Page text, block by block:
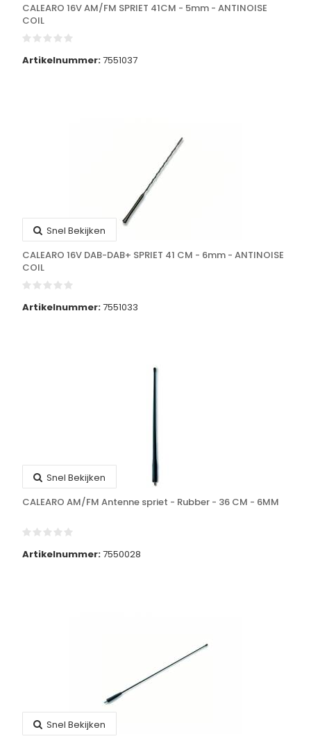
CALEARO 16V AM/FM SPRIET 41CM - 5mm - ANTINOISE
COIL
Artikelnummer:7551037
Snel Bekijken
CALEARO 16V DAB-DAB+ SPRIET 41 CM - 6mm - ANTINOISE
COIL
Artikelnummer:7551033
Snel Bekijken
CALEARO AM/FM Antenne spriet - Rubber - 36 CM - 6MM
Artikelnummer:7550028
Snel Bekijken